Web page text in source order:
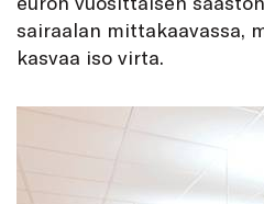
sairaalan mittakaavassa,
kasvaa iso virta.